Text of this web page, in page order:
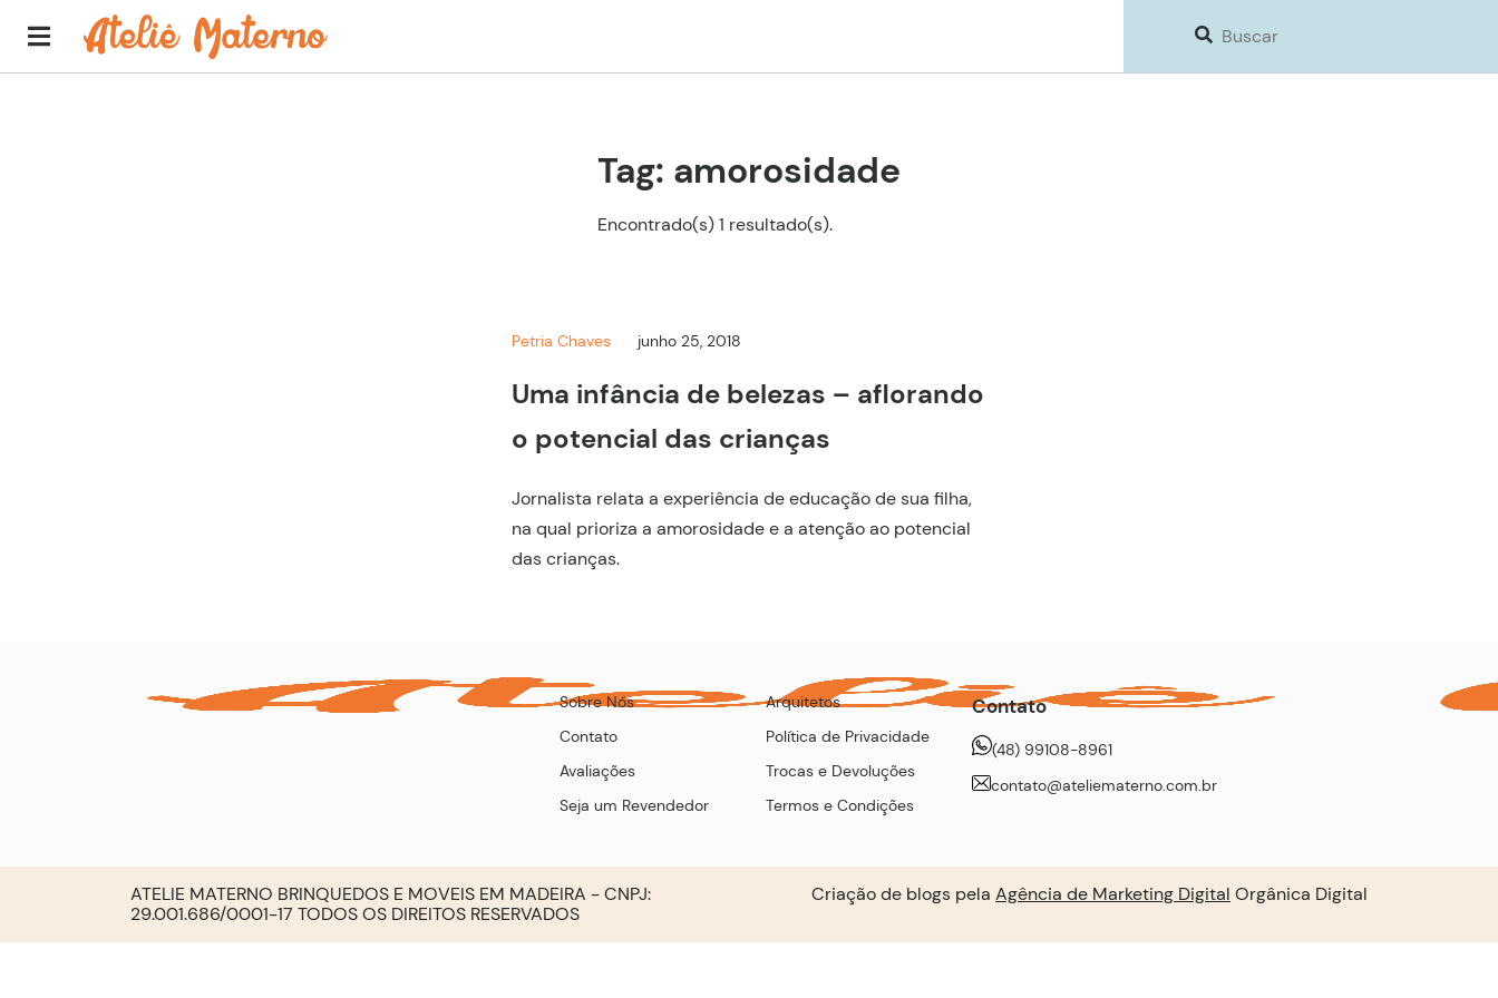
Tag: amorosidade
Encontrado(s) 1 resultado(s).
Petria Chaves junho 25, 2018
Uma infância de belezas – aflorando
o potencial das crianças
Jornalista relata a experiência de educação de sua filha,
na qual prioriza a amorosidade e a atenção ao potencial
das crianças.
Sobre Nós
Contato
Avaliações
Seja um Revendedor
Arquitetos
Política de Privacidade
Trocas e Devoluções
Termos e Condições
Contato
(48) 99108-8961
contato@ateliematerno.com.br
ATELIE MATERNO BRINQUEDOS E MOVEIS EM MADEIRA - CNPJ:
29.001.686/0001-17 TODOS OS DIREITOS RESERVADOS
Criação de blogs pela Agência de Marketing Digital Orgânica Digital